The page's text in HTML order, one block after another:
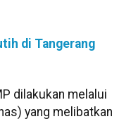
di Tangerang
dilakukan melalui
yang melibatkan